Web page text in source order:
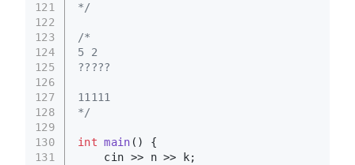
121
122
123
124
125
126
127
128
129
130
131
*/
/*
5 2
?????
11111
*/
int main ()
{
    cin >> n >> k;